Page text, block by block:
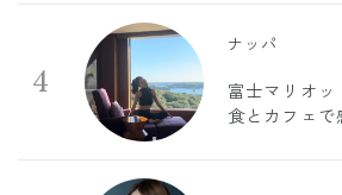
4
ナッパ
富士マリオッ
食とカフェで